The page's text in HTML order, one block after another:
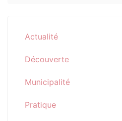
Actualité
Découverte
Municipalité
Pratique